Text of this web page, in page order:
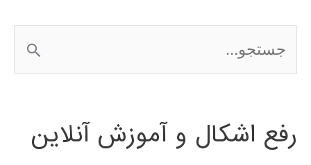
س
ج
رفع اشکال و آموزش آنلاین